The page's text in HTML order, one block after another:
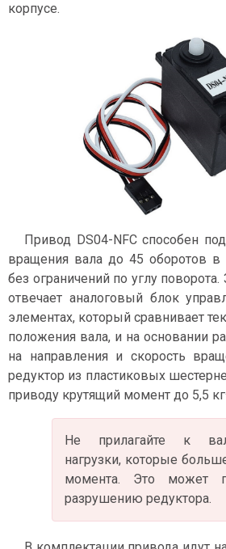
корпусе.
Привод DS04-NFC способен
вращения вала до 45 оборотов
без ограничений по углу поворота.
отвечает аналоговый блок
элементах, который сравнивает
положения вала, и на основании
на направления и скорость
редуктор из пластиковых
приводу крутящий момент до 5,5
Не прилагайте к
нагрузки, которые
момента. Это может
разрушению редуктора.